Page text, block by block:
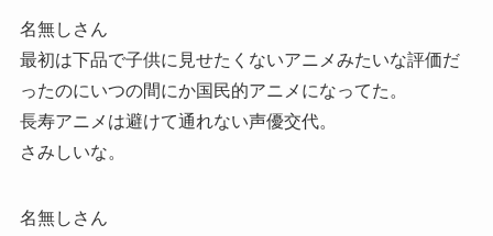
名無しさん
最初は下品で子供に見せたくないアニメみたいな評価だ
ったのにいつの間にか国民的アニメになってた。
長寿アニメは避けて通れない声優交代。
さみしいな。
名無しさん